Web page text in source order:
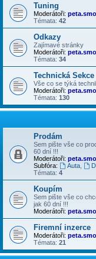
Tuning
Moderátoři:
Témata: 42
Odkazy
Zajímavé stránky
Moderátoři:
Témata: 34
Technická Sekce
Vše co se týká
Moderátoři:
Témata: 130
Prodám
Sem pište vše co
60 dní !!!
Moderátoři:
Subfóra:
Auta,
Témata: 4
Koupím
Sem pište vše co
jak 60 dní !!!
Moderátoři:
Firemní inzerce
Moderátoři:
Témata: 21